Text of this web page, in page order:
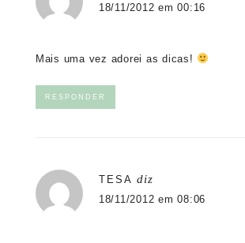
18/11/2012 em 00:16
Mais uma vez adorei as dicas!
RESPONDER
TESA diz
18/11/2012 em 08:06